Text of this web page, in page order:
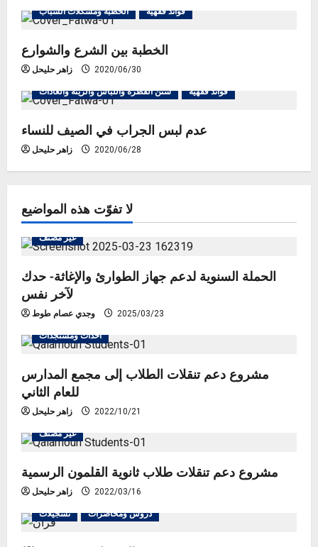
a
t
i
o
n
الخطبة ومشكلات الشباب فوائد فقهية
الخطبة بين الشرع والشوارع
زاهر حليحل 2020/06/30
سنن الفطرة واللباس والزينة والعادات فوائد فقهية
عدم لبس الجراب في الصيف للنساء
زاهر حليحل 2020/06/28
لا تفوّت هذه المواضيع
غير مصنف
الحملة السنوية لدعم جهاز الطوارئ والإغاثة- حدك
لآخر نفس
وجدي عصام طوط 2025/03/23
أحداث ومستجدات
مشروع دعم تنقلات الطلاب إلى مجمع المدارس
للعام الثاني
زاهر حليحل 2022/10/21
غير مصنف
مشروع دعم تنقلات طلاب ثانوية القلمون الرسمية
زاهر حليحل 2022/03/16
تسجيلات دروس ومحاضرات